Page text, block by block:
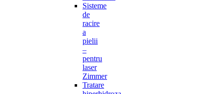
Sisteme
de
racire
a
pielii
–
pentru
laser
Zimmer
Tratare